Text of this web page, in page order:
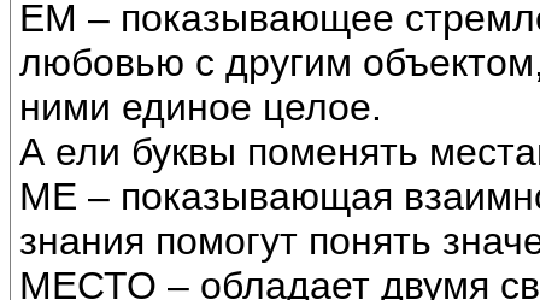
ЕМ – показывающее
любовью с другим
ними единое целое.
А ели буквы поменять
МЕ – показывающая
знания помогут понять
МЕСТО – обладает двумя